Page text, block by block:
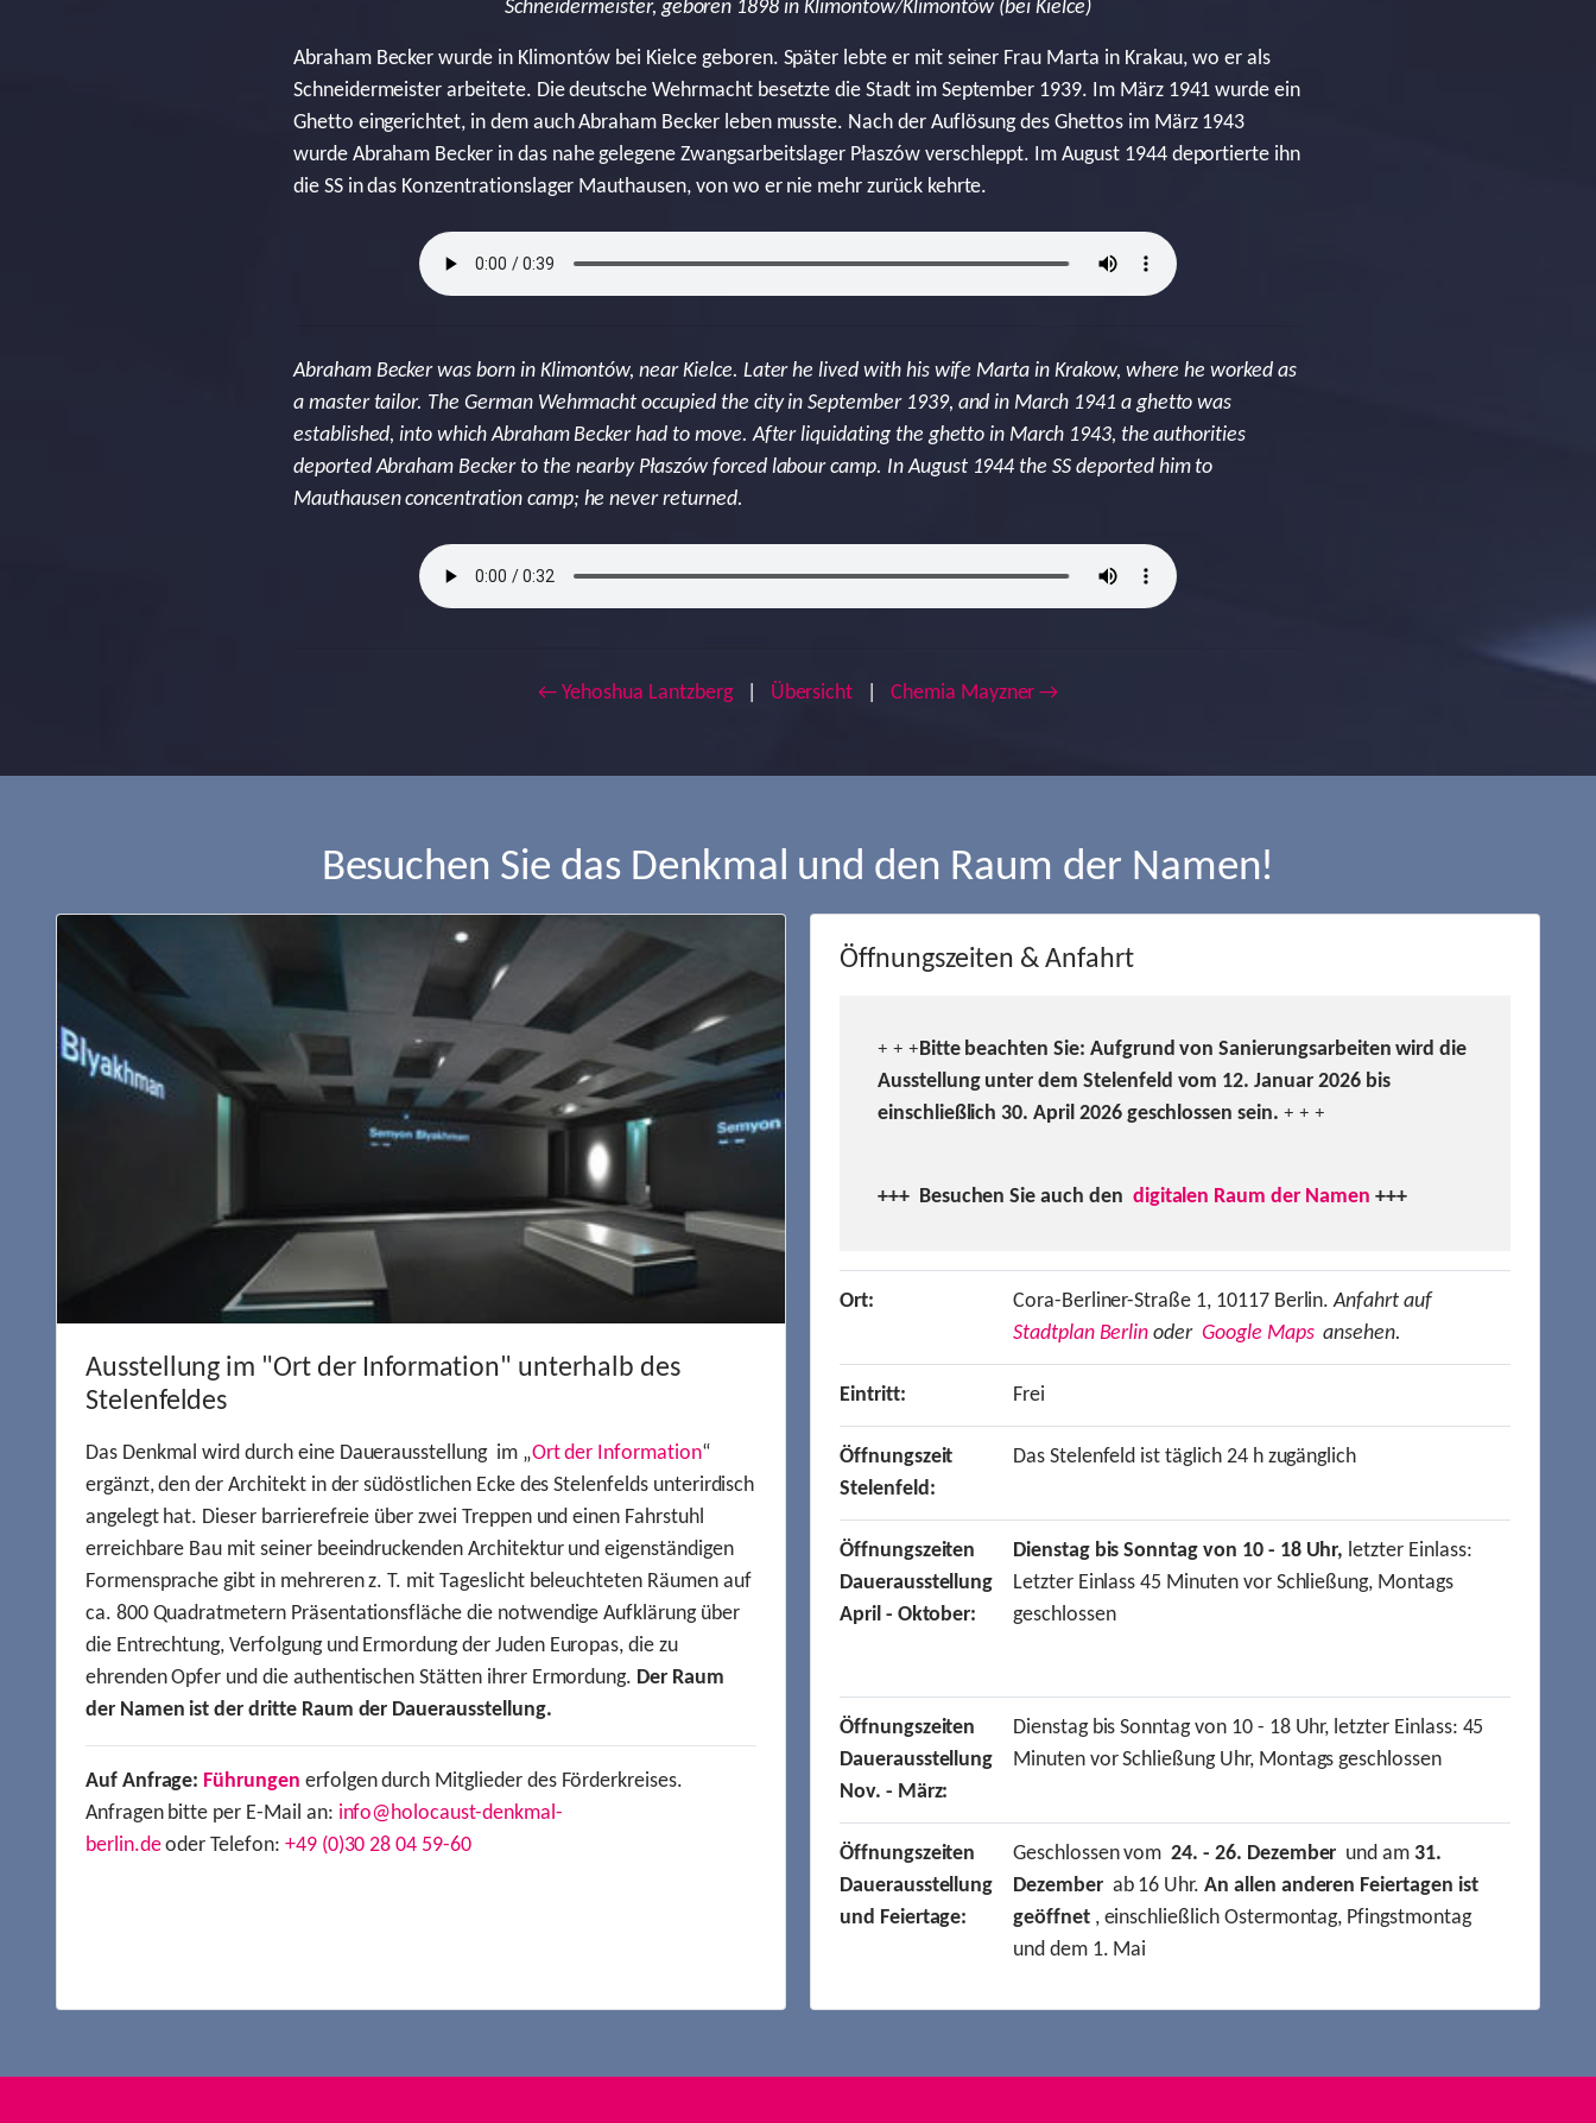
Schneidermeister, geboren 1898 in Klimontow/Klimontów (bei Kielce)
Abraham Becker wurde in Klimontów bei Kielce geboren. Später lebte er mit seiner Frau Marta in Krakau, wo er als
Schneidermeister arbeitete. Die deutsche Wehrmacht besetzte die Stadt im September 1939. Im März 1941 wurde ein
Ghetto eingerichtet, in dem auch Abraham Becker leben musste. Nach der Auflösung des Ghettos im März 1943
wurde Abraham Becker in das nahe gelegene Zwangsarbeitslager Płaszów verschleppt. Im August 1944 deportierte ihn
die SS in das Konzentrationslager Mauthausen, von wo er nie mehr zurück kehrte.
Abraham Becker was born in Klimontów, near Kielce. Later he lived with his wife Marta in Krakow, where he worked as
a master tailor. The German Wehrmacht occupied the city in September 1939, and in March 1941 a ghetto was
established, into which Abraham Becker had to move. After liquidating the ghetto in March 1943, the authorities
deported Abraham Becker to the nearby Płaszów forced labour camp. In August 1944 the SS deported him to
Mauthausen concentration camp; he never returned.
← Yehoshua Lantzberg Übersicht Chemia Mayzner →
Besuchen Sie das Denkmal und den Raum der Namen!
Ausstellung im "Ort der Information" unterhalb des
Stelenfeldes
Das Denkmal wird durch eine Dauerausstellung im „Ort der Information“
ergänzt, den der Architekt in der südöstlichen Ecke des Stelenfelds unterirdisch
angelegt hat. Dieser barrierefreie über zwei Treppen und einen Fahrstuhl
erreichbare Bau mit seiner beeindruckenden Architektur und eigenständigen
Formensprache gibt in mehreren z. T. mit Tageslicht beleuchteten Räumen auf
ca. 800 Quadratmetern Präsentationsfläche die notwendige Aufklärung über
die Entrechtung, Verfolgung und Ermordung der Juden Europas, die zu
ehrenden Opfer und die authentischen Stätten ihrer Ermordung. Der Raum
der Namen ist der dritte Raum der Dauerausstellung.
Auf Anfrage: Führungen erfolgen durch Mitglieder des Förderkreises.
Anfragen bitte per E-Mail an: info@holocaust-denkmal-
berlin.deoder Telefon: +49 (0)30 28 04 59-60
Öffnungszeiten & Anfahrt
+ + +Bitte beachten Sie: Aufgrund von Sanierungsarbeiten wird die
Ausstellung unter dem Stelenfeld vom 12. Januar 2026 bis
einschließlich 30. April 2026 geschlossen sein. + + +
+++ Besuchen Sie auch den digitalen Raum der Namen +++
Ort: Cora-Berliner-Straße 1, 10117 Berlin.Anfahrt auf
Stadtplan Berlin oder Google Mapsansehen.
Eintritt: Frei
Öffnungszeit
Stelenfeld:
Das Stelenfeld ist täglich 24 h zugänglich
Öffnungszeiten
Dauerausstellung
April - Oktober:
Dienstag bis Sonntag von 10 - 18 Uhr, letzter Einlass:
Letzter Einlass 45 Minuten vor Schließung, Montags
geschlossen
Öffnungszeiten
Dauerausstellung
Nov. - März:
Dienstag bis Sonntag von 10 - 18 Uhr, letzter Einlass: 45
Minuten vor Schließung Uhr, Montags geschlossen
Öffnungszeiten
Dauerausstellung
und Feiertage:
Geschlossen vom24. - 26. Dezember und am31.
Dezemberab 16 Uhr.An allen anderen Feiertagen ist
geöffnet, einschließlich Ostermontag, Pfingstmontag
und dem 1. Mai